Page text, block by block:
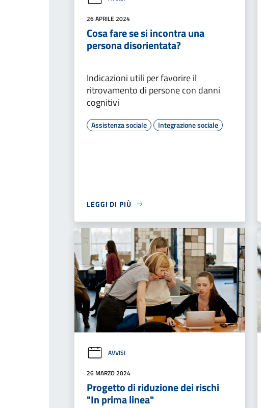
26 APRILE 2024
Cosa fare se si incontra una
persona disorientata?
Indicazioni utili per favorire il
ritrovamento di persone con danni
cognitivi
Assistenza sociale Integrazione sociale
LEGGI DI PIÙ
AVVISI
26 MARZO 2024
Progetto di riduzione dei rischi
"In prima linea"